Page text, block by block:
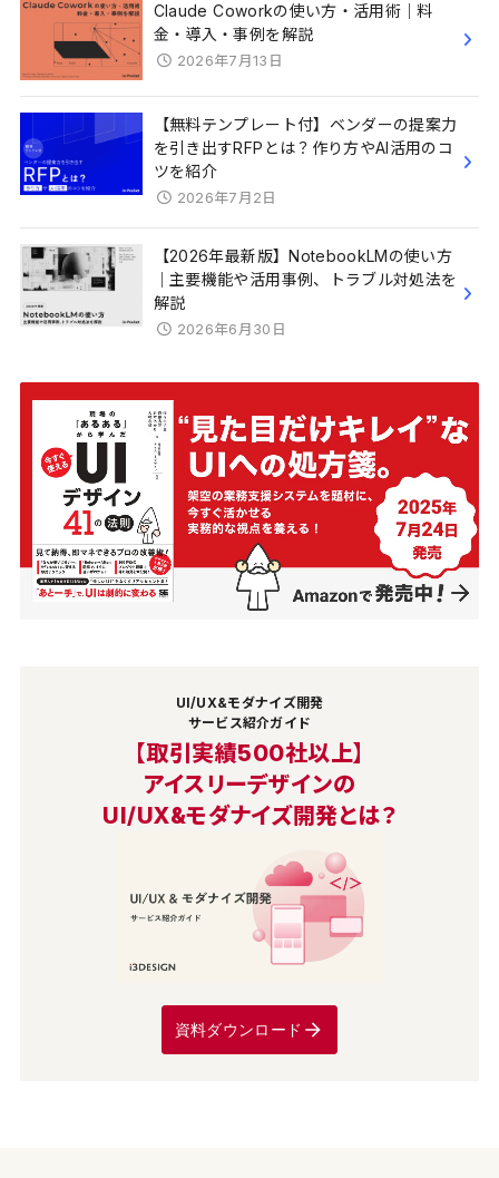
Claude Coworkの使い方・活用術｜料
金・導入・事例を解説
2026年7月13日
【無料テンプレート付】ベンダーの提案力
を引き出すRFPとは？作り方やAI活用のコ
ツを紹介
2026年7月2日
【2026年最新版】NotebookLMの使い方
｜主要機能や活用事例、トラブル対処法を
解説
2026年6月30日
UI/UX&モダナイズ開発
サービス紹介ガイド
【取引実績500社以上】
アイスリーデザインの
UI/UX&モダナイズ開発とは？
資料ダウンロード